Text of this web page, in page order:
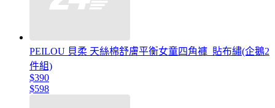
PEILOU 貝柔 天絲棉舒膚平衡女童四角褲_貼布繡(企鵝2
件組)
$390
$598